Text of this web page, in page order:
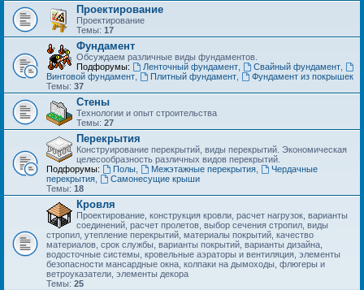
Проектирование
Проектирование
Темы: 17
Фундамент
Обсуждаем различные виды фундаментов.
Подфорумы:
Ленточный фундамент, Свайный фундамент,
Винтовой фундамент
Плитный фундамент,
Фундамент из покрышек
Темы: 37
Стены
Технологии и опыт строительства
Темы: 27
Перекрытия
Конструирование перекрытий, виды перекрытий. Экономическая
целесообразность различных видов перекрытий.
Подфорумы:
Полы, Межэтажные перекрытия,
Чердачные
перекрытия
Самонесущие крыши
Темы: 18
Кровля
Проектирование, конструкция кровли, расчет нагрузок, варианты
соединений, расчет пролетов, выбор сечения стропил, виды
стропил, утепление перекрытий, материалы покрытий, качество
материалов, срок службы, варианты покрытий, варианты дизайна,
водосточные системы, кровельные аэраторы и вентиляция, элементы
безопасности мансардные окна, колпаки на дымоходы, флюгеры и
ветроуказатели, элементы декора
Темы: 25